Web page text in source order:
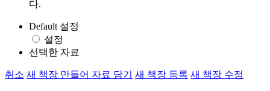
다.
Default 설정
설정
선택한 자료
취소 새 책장 만들어 자료 담기 새 책장 등록 새 책장 수정